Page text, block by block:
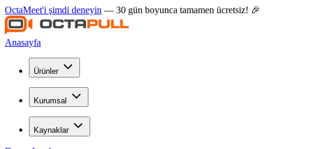
OctaMeet'i şimdi deneyin — 30 gün boyunca tamamen ücretsiz! 🎉
Anasayfa
Ürünler
Kurumsal
Kaynaklar